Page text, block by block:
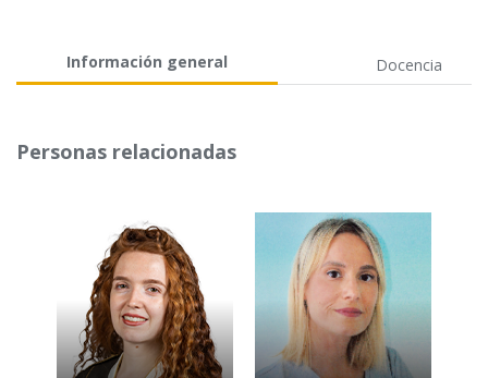
Información general Docencia
Personas relacionadas